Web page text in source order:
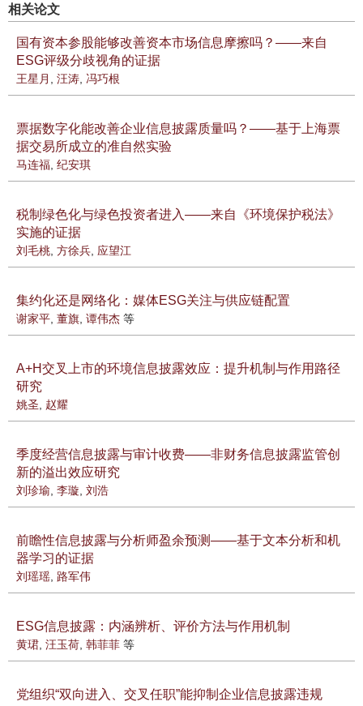
相关论文
国有资本参股能够改善资本市场信息摩擦吗？——来自
ESG评级分歧视角的证据
王星月 , 汪涛, 冯巧根
票据数字化能改善企业信息披露质量吗？——基于上海票
据交易所成立的准自然实验
马连福, 纪安琪
税制绿色化与绿色投资者进入——来自《环境保护税法》
实施的证据
刘毛桃, 方徐兵, 应望江
集约化还是网络化：媒体ESG关注与供应链配置
谢家平, 董旗, 谭伟杰 等
A+H交叉上市的环境信息披露效应：提升机制与作用路径
研究
姚圣, 赵耀
季度经营信息披露与审计收费——非财务信息披露监管创
新的溢出效应研究
刘珍瑜, 李璇, 刘浩
前瞻性信息披露与分析师盈余预测——基于文本分析和机
器学习的证据
刘瑶瑶, 路军伟
ESG信息披露：内涵辨析、评价方法与作用机制
黄珺, 汪玉荷, 韩菲菲 等
党组织“双向进入、交叉任职”能抑制企业信息披露违规